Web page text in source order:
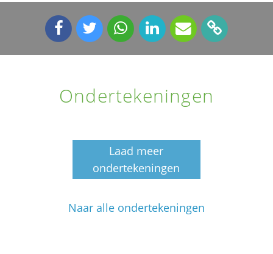
Ondertekeningen
Laad meer
ondertekeningen
Naar alle ondertekeningen